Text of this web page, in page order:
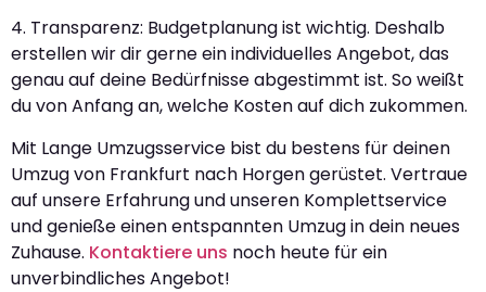
4. Transparenz: Budgetplanung ist wichtig. Deshalb
erstellen wir dir gerne ein individuelles Angebot, das
genau auf deine Bedürfnisse abgestimmt ist. So weißt
du von Anfang an, welche Kosten auf dich zukommen.
Mit Lange Umzugsservice bist du bestens für deinen
Umzug von Frankfurt nach Horgen gerüstet. Vertraue
auf unsere Erfahrung und unseren Komplettservice
und genieße einen entspannten Umzug in dein neues
Zuhause. Kontaktiere uns noch heute für ein
unverbindliches Angebot!